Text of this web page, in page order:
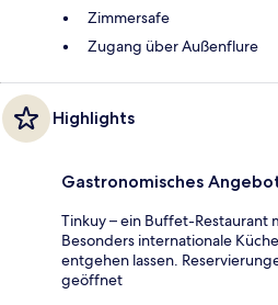
Zimmersafe
Zugang über Außenflure
Highlights
Gastronomisches
Tinkuy – ein Buffet-Restaurant
Besonders internationale
entgehen lassen.
geöffnet